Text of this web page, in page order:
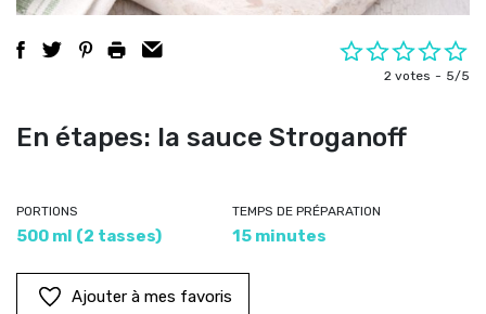
2 votes 5/5
En étapes: la sauce Stroganoff
PORTIONS
500 ml (2 tasses)
TEMPS DE PRÉPARATION
15 minutes
Ajouter à mes favoris